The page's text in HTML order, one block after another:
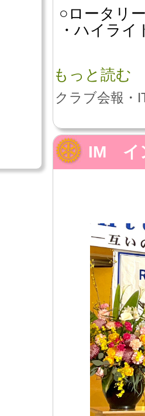
○ロータリ
・ハイラ
もっと読む
クラブ会報・
IM イ